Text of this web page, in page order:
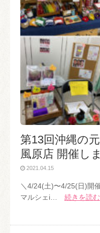
第13回沖縄の
風原店 開催し
2021.04.15
＼4/24(土)〜4/25(日)開
マルシェi… 続きを読む